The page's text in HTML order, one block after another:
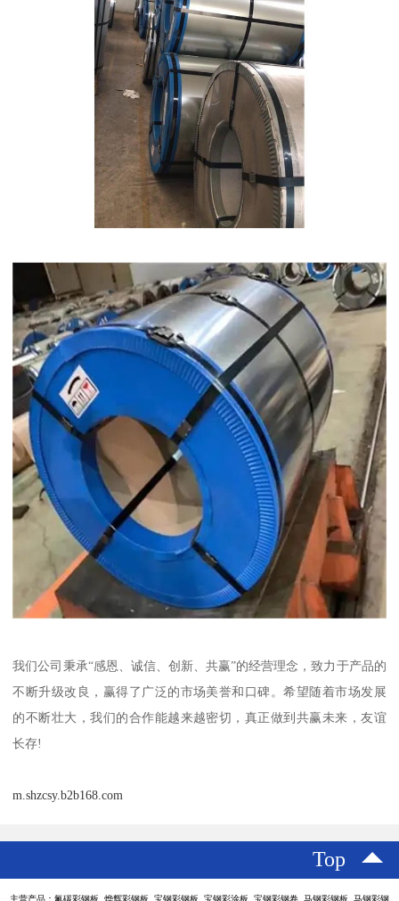
我们公司秉承“感恩、诚信、创新、共赢”的经营理念，致力于产品的
不断升级改良，赢得了广泛的市场美誉和口碑。希望随着市场发展
的不断壮大，我们的合作能越来越密切，真正做到共赢未来，友谊
长存!
m.shzcsy.b2b168.com
Top
主营产品：氟碳彩钢板 烨辉彩钢板 宝钢彩钢板 宝钢彩涂板 宝钢彩钢卷 马钢彩钢板 马钢彩钢